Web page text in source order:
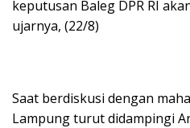
keputusan Baleg DPR RI
ujarnya, (22/8)
Saat berdiskusi dengan
Lampung turut didampingi